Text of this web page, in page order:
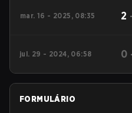
mar. 16 - 2025, 08:35 2
jul. 29 - 2024, 06:58 0
FORMULÁRIO